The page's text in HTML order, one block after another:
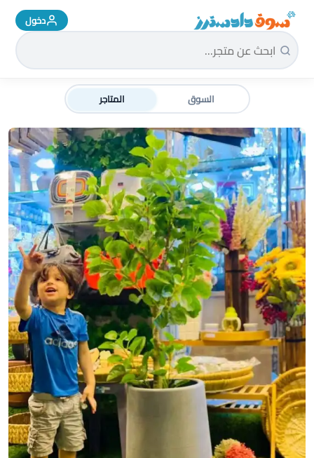
سوق دادسترز الرئيسية دخول
السوق المتاجر